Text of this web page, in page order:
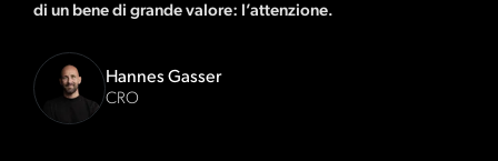
di un bene di grande valore: l’attenzione.
Hannes Gasser
CRO